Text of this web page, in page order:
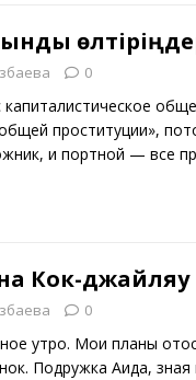
0
проституции»,
и портной — все
Кок-джайляу
0
утро. Мои планы
Подружка Аида,